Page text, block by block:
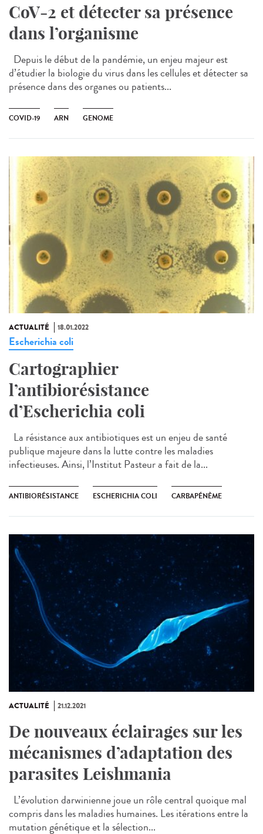
CoV-2 et détecter sa présence
dans l’organisme
Depuis le début de la pandémie, un enjeu majeur est
d’étudier la biologie du virus dans les cellules et détecter sa
présence dans des organes ou patients...
COVID-19 ARN GENOME
ACTUALITÉ 18.01.2022
Escherichia coli
Cartographier
l’antibiorésistance
d’Escherichia coli
La résistance aux antibiotiques est un enjeu de santé
publique majeure dans la lutte contre les maladies
infectieuses. Ainsi, l’Institut Pasteur a fait de la...
ANTIBIORÉSISTANCE ESCHERICHIA COLI CARBAPÉNÈME
ACTUALITÉ 21.12.2021
De nouveaux éclairages sur les
mécanismes d’adaptation des
parasites Leishmania
L’évolution darwinienne joue un rôle central quoique mal
compris dans les maladies humaines. Les itérations entre la
mutation génétique et la sélection...